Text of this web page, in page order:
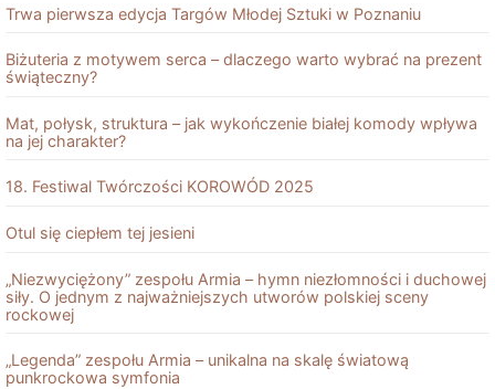
Trwa pierwsza edycja Targów Młodej Sztuki w Poznaniu
Biżuteria z motywem serca – dlaczego warto wybrać na prezent
świąteczny?
Mat, połysk, struktura – jak wykończenie białej komody wpływa
na jej charakter?
18. Festiwal Twórczości KOROWÓD 2025
Otul się ciepłem tej jesieni
„Niezwyciężony” zespołu Armia – hymn niezłomności i duchowej
siły. O jednym z najważniejszych utworów polskiej sceny
rockowej
„Legenda” zespołu Armia – unikalna na skalę światową
punkrockowa symfonia